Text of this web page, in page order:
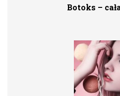
Botoks –